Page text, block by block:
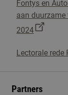
Fontys en
aan duurzame
2024
Lectorale rede
Partners